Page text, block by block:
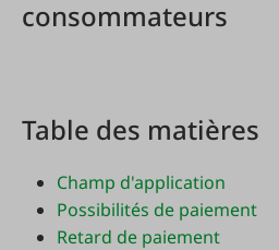
consommateurs
Table des matières
Champ d'application
Possibilités de paiement
Retard de paiement